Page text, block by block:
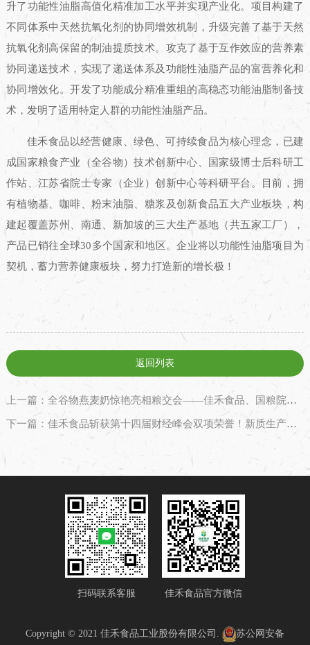
升了功能性油脂高值化精准加工水平并实现产业化。项目构建了
不同体系中天然抗氧化剂的协同增效机制，升级完善了基于天然
抗氧化剂高保留的制油提质技术。攻克了基于互作效应的营养素
协同递送技术，实现了递送体系及功能性油脂产品的富营养化和
协同增效化。开发了功能成分精准重组的高稳态功能油脂制备技
术，发明了适用特定人群的功能性油脂产品。
佳禾食品以经营健康、绿色、可持续食品为核心理念，已建
成国家粮食产业（全谷物）技术创新中心、国家级博士后科研工
作站、江苏省院士专家（企业）创新中心等科研平台。目前，拥
有植物基、咖啡、粉末油脂、糖浆及创新食品五大产业板块，构
建起覆盖苏州、南通、新加坡的三大生产基地（共五家工厂），
产品已销往全球30多个国家和地区。企业将以功能性油脂项目为
契机，蓄力营养健康板块，努力打造新的增长极！
返回列表
上一篇：全谷物燕麦奶惊艳亮相粮交会——佳禾食品、国粮院联合创新引行业瞩目
下一篇：佳禾食品斩获第十四届财经峰会双项荣誉！新质生产力助力健康中国受关注
扫码联系客服 佳禾食品官方微信
Copyright © 2021 佳禾食品工业股份有限公司. 苏公网安备